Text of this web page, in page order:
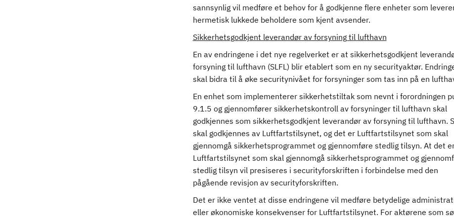
sannsynlig vil medføre et behov for å godkjenne flere enheter som
hermetisk lukkede beholdere som kjent avsender.
Sikkerhetsgodkjent leverandør av forsyning til lufthavn
En av endringene i det nye regelverket er at sikkerhetsgodkjent
forsyning til lufthavn (SLFL) blir etablert som en ny securityaktør.
skal bidra til å øke securitynivået for forsyninger som tas inn på en
En enhet som implementerer sikkerhetstiltak som nevnt i forordningen
9.1.5 og gjennomfører sikkerhetskontroll av forsyninger til lufthavn skal
godkjennes som sikkerhetsgodkjent leverandør av forsyning til lufthavn.
skal godkjennes av Luftfartstilsynet, og det er Luftfartstilsynet som skal
gjennomgå sikkerhetsprogrammet og gjennomføre stedlig tilsyn. At det
Luftfartstilsynet som skal gjennomgå sikkerhetsprogrammet og
stedlig tilsyn vil presiseres i securityforskriften i forbindelse med den
pågående revisjon av securityforskriften.
Det er ikke ventet at disse endringene vil medføre betydelige
eller økonomiske konsekvenser for Luftfartstilsynet. For aktørene som